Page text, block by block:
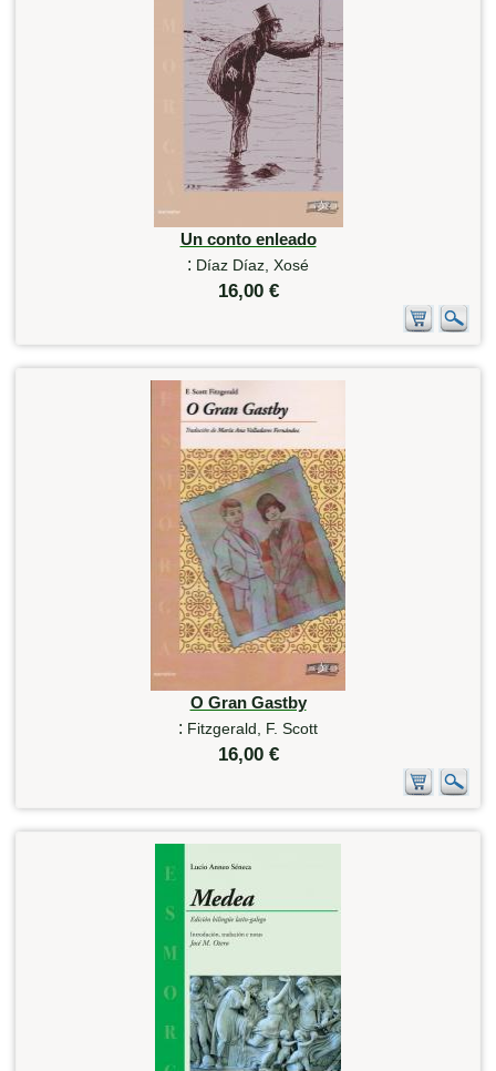
Un conto enleado
: Díaz Díaz, Xosé
16,00 €
O Gran Gastby
: Fitzgerald, F. Scott
16,00 €